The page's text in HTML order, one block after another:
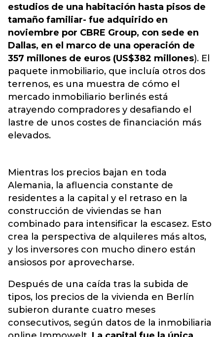
estudios de una habitación hasta pisos de
tamaño familiar- fue adquirido en
noviembre por CBRE Group, con sede en
Dallas, en el marco de una operación de
357 millones de euros (US$382 millones). El
paquete inmobiliario, que incluía otros dos
terrenos, es una muestra de cómo el
mercado inmobiliario berlinés está
atrayendo compradores y desafiando el
lastre de unos costes de financiación más
elevados.
Mientras los precios bajan en toda
Alemania, la afluencia constante de
residentes a la capital y el retraso en la
construcción de viviendas se han
combinado para intensificar la escasez. Esto
crea la perspectiva de alquileres más altos,
y los inversores con mucho dinero están
ansiosos por aprovecharse.
Después de una caída tras la subida de
tipos, los precios de la vivienda en Berlín
subieron durante cuatro meses
consecutivos, según datos de la inmobiliaria